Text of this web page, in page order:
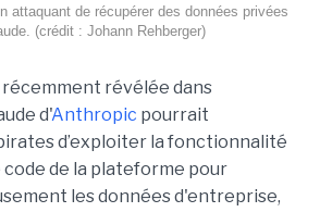
attaquant de récupérer des données privées
(crédit : Johann Rehberger)
révélée dans
d'Anthropic pourrait
d’exploiter la fonctionnalité
de la plateforme pour
les données d'entreprise,